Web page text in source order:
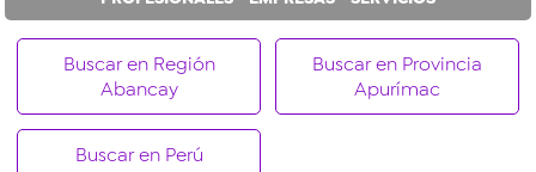
Buscar en Región
Abancay
Buscar en Provincia
Apurímac
Buscar en Perú